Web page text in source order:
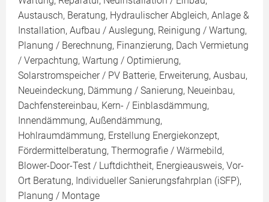
Austausch, Beratung, Hydraulischer Abgleich, Anlage &
Installation, Aufbau / Auslegung, Reinigung / Wartung,
Planung / Berechnung, Finanzierung, Dach Vermietung
/ Verpachtung, Wartung / Optimierung,
Solarstromspeicher / PV Batterie, Erweiterung, Ausbau,
Neueindeckung, Dämmung / Sanierung, Neueinbau,
Dachfenstereinbau, Kern- / Einblasdämmung,
Innendämmung, Außendämmung,
Hohlraumdämmung, Erstellung Energiekonzept,
Fördermittelberatung, Thermografie / Wärmebild,
Blower-Door-Test / Luftdichtheit, Energieausweis, Vor-
Ort Beratung, Individueller Sanierungsfahrplan (iSFP),
Planung / Montage